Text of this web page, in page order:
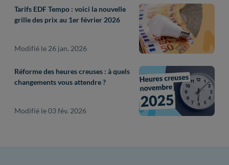
Tarifs EDF Tempo : voici la nouvelle
grille des prix au 1er février 2026
Modifié le 26 jan. 2026
Réforme des heures creuses : à quels
changements vous attendre ?
Modifié le 03 fév. 2026